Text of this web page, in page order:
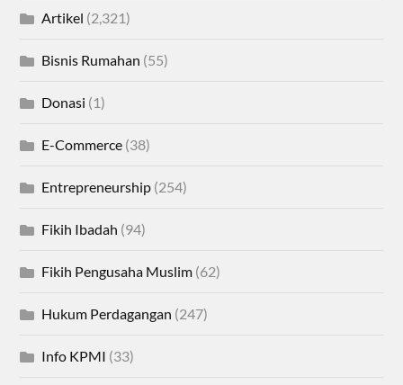
Artikel (2,321)
Bisnis Rumahan (55)
Donasi (1)
E-Commerce (38)
Entrepreneurship (254)
Fikih Ibadah (94)
Fikih Pengusaha Muslim (62)
Hukum Perdagangan (247)
Info KPMI (33)